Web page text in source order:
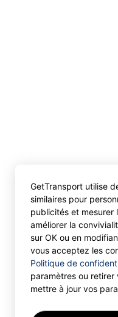
GetTransport utilise
similaires pour
publicités et
améliorer la
sur OK ou en
vous acceptez les
Politique de
paramètres ou
mettre à jour vos